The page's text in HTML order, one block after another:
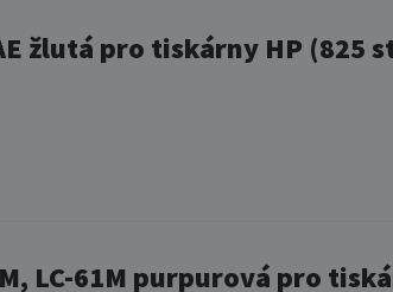
žlutá pro tiskárny HP (825
LC-61M purpurová pro